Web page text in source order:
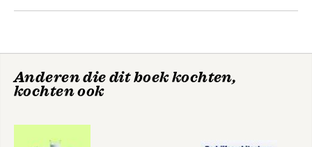
MBA in 80 minutes Live!
Anderen die dit boek kochten,
kochten ook